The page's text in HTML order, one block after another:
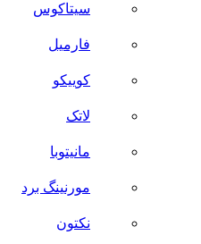
سیتاکوس
فارمیل
کوییکو
لاتک
مانیتوبا
مورنینگ برد
نکتون